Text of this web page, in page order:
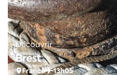
Découvrir
Brest
France 13h05